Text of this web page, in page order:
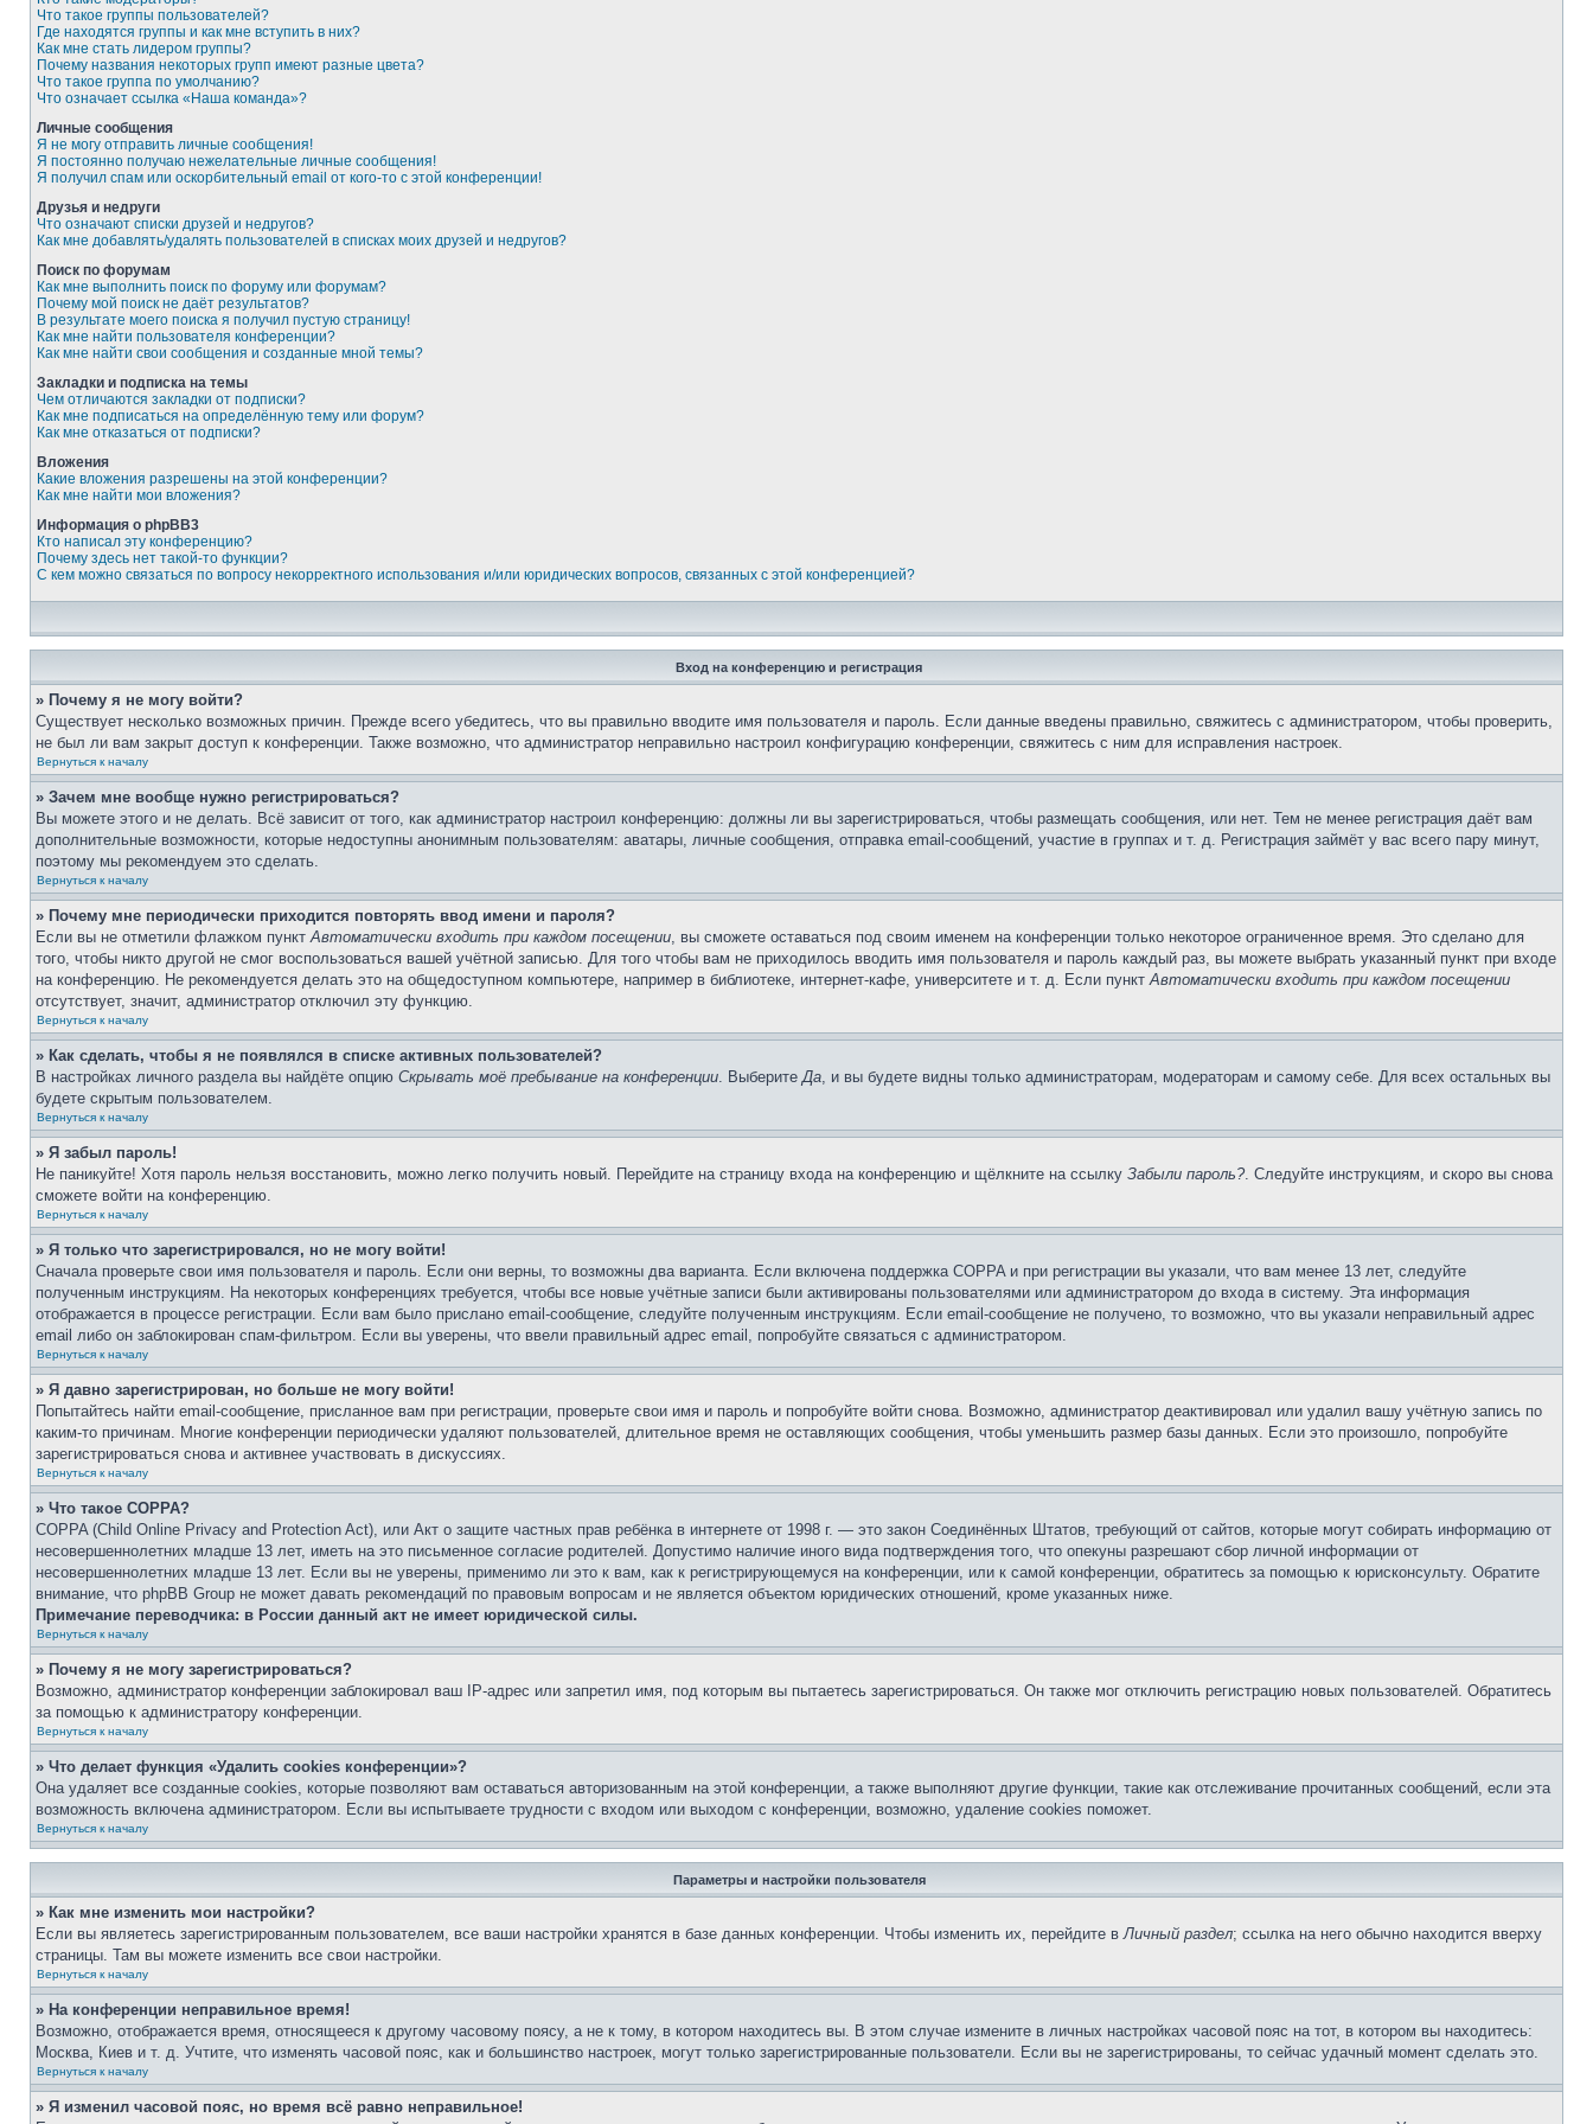
Что такое группы пользователей?
Где находятся группы и как мне вступить в них?
Как мне стать лидером группы?
Почему названия некоторых групп имеют разные цвета?
Что такое группа по умолчанию?
Что означает ссылка «Наша команда»?
Личные сообщения
Я не могу отправить личные сообщения!
Я постоянно получаю нежелательные личные сообщения!
Я получил спам или оскорбительный email от кого-то с этой конференции!
Друзья и недруги
Что означают списки друзей и недругов?
Как мне добавлять/удалять пользователей в списках моих друзей и недругов?
Поиск по форумам
Как мне выполнить поиск по форуму или форумам?
Почему мой поиск не даёт результатов?
В результате моего поиска я получил пустую страницу!
Как мне найти пользователя конференции?
Как мне найти свои сообщения и созданные мной темы?
Закладки и подписка на темы
Чем отличаются закладки от подписки?
Как мне подписаться на определённую тему или форум?
Как мне отказаться от подписки?
Вложения
Какие вложения разрешены на этой конференции?
Как мне найти мои вложения?
Информация о phpBB3
Кто написал эту конференцию?
Почему здесь нет такой-то функции?
С кем можно связаться по вопросу некорректного использования и/или юридических вопросов, связанных с этой конференцией?
Вход на конференцию и регистрация
» Почему я не могу войти?
Существует несколько возможных причин. Прежде всего убедитесь, что вы правильно вводите имя пользователя и пароль. Если данные введены правильно, свяжитесь с администратором, чтобы проверить,
не был ли вам закрыт доступ к конференции. Также возможно, что администратор неправильно настроил конфигурацию конференции, свяжитесь с ним для исправления настроек.
Вернуться к началу
» Зачем мне вообще нужно регистрироваться?
Вы можете этого и не делать. Всё зависит от того, как администратор настроил конференцию: должны ли вы зарегистрироваться, чтобы размещать сообщения, или нет. Тем не менее регистрация даёт вам
дополнительные возможности, которые недоступны анонимным пользователям: аватары, личные сообщения, отправка email-сообщений, участие в группах и т. д. Регистрация займёт у вас всего пару минут,
поэтому мы рекомендуем это сделать.
Вернуться к началу
» Почему мне периодически приходится повторять ввод имени и пароля?
Если вы не отметили флажком пунктАвтоматически входить при каждом посещении, вы сможете оставаться под своим именем на конференции только некоторое ограниченное время. Это сделано для
того, чтобы никто другой не смог воспользоваться вашей учётной записью. Для того чтобы вам не приходилось вводить имя пользователя и пароль каждый раз, вы можете выбрать указанный пункт при входе
на конференцию. Не рекомендуется делать это на общедоступном компьютере, например в библиотеке, интернет-кафе, университете и т. д. Если пунктАвтоматически входить при каждом посещении
отсутствует, значит, администратор отключил эту функцию.
Вернуться к началу
» Как сделать, чтобы я не появлялся в списке активных пользователей?
В настройках личного раздела вы найдёте опцию Скрывать моё пребывание на конференции. ВыберитеДа, и вы будете видны только администраторам, модераторам и самому себе. Для всех остальных вы
будете скрытым пользователем.
Вернуться к началу
» Я забыл пароль!
Не паникуйте! Хотя пароль нельзя восстановить, можно легко получить новый. Перейдите на страницу входа на конференцию и щёлкните на ссылку Забыли пароль?. Следуйте инструкциям, и скоро вы снова
сможете войти на конференцию.
Вернуться к началу
» Я только что зарегистрировался, но не могу войти!
Сначала проверьте свои имя пользователя и пароль. Если они верны, то возможны два варианта. Если включена поддержка COPPA и при регистрации вы указали, что вам менее 13 лет, следуйте
полученным инструкциям. На некоторых конференциях требуется, чтобы все новые учётные записи были активированы пользователями или администратором до входа в систему. Эта информация
отображается в процессе регистрации. Если вам было прислано email-сообщение, следуйте полученным инструкциям. Если email-сообщение не получено, то возможно, что вы указали неправильный адрес
email либо он заблокирован спам-фильтром. Если вы уверены, что ввели правильный адрес email, попробуйте связаться с администратором.
Вернуться к началу
» Я давно зарегистрирован, но больше не могу войти!
Попытайтесь найти email-сообщение, присланное вам при регистрации, проверьте свои имя и пароль и попробуйте войти снова. Возможно, администратор деактивировал или удалил вашу учётную запись по
каким-то причинам. Многие конференции периодически удаляют пользователей, длительное время не оставляющих сообщения, чтобы уменьшить размер базы данных. Если это произошло, попробуйте
зарегистрироваться снова и активнее участвовать в дискуссиях.
Вернуться к началу
» Что такое COPPA?
COPPA (Child Online Privacy and Protection Act), или Акт о защите частных прав ребёнка в интернете от 1998 г. — это закон Соединённых Штатов, требующий от сайтов, которые могут собирать информацию от
несовершеннолетних младше 13 лет, иметь на это письменное согласие родителей. Допустимо наличие иного вида подтверждения того, что опекуны разрешают сбор личной информации от
несовершеннолетних младше 13 лет. Если вы не уверены, применимо ли это к вам, как к регистрирующемуся на конференции, или к самой конференции, обратитесь за помощью к юрисконсульту. Обратите
внимание, что phpBB Group не может давать рекомендаций по правовым вопросам и не является объектом юридических отношений, кроме указанных ниже.
Примечание переводчика: в России данный акт не имеет юридической силы.
Вернуться к началу
» Почему я не могу зарегистрироваться?
Возможно, администратор конференции заблокировал ваш IP-адрес или запретил имя, под которым вы пытаетесь зарегистрироваться. Он также мог отключить регистрацию новых пользователей. Обратитесь
за помощью к администратору конференции.
Вернуться к началу
» Что делает функция «Удалить cookies конференции»?
Она удаляет все созданные cookies, которые позволяют вам оставаться авторизованным на этой конференции, а также выполняют другие функции, такие как отслеживание прочитанных сообщений, если эта
возможность включена администратором. Если вы испытываете трудности с входом или выходом с конференции, возможно, удаление cookies поможет.
Вернуться к началу
Параметры и настройки пользователя
» Как мне изменить мои настройки?
Если вы являетесь зарегистрированным пользователем, все ваши настройки хранятся в базе данных конференции. Чтобы изменить их, перейдите вЛичный раздел; ссылка на него обычно находится вверху
страницы. Там вы можете изменить все свои настройки.
Вернуться к началу
» На конференции неправильное время!
Возможно, отображается время, относящееся к другому часовому поясу, а не к тому, в котором находитесь вы. В этом случае измените в личных настройках часовой пояс на тот, в котором вы находитесь:
Москва, Киев и т. д. Учтите, что изменять часовой пояс, как и большинство настроек, могут только зарегистрированные пользователи. Если вы не зарегистрированы, то сейчас удачный момент сделать это.
Вернуться к началу
» Я изменил часовой пояс, но время всё равно неправильное!